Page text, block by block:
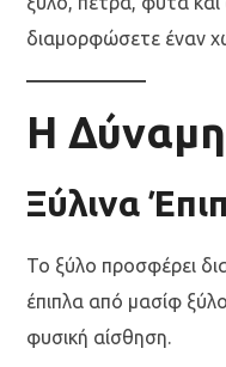
διαμορφώσετε έναν
Η
Ξύλινα
Το ξύλο προσφέρει
έπιπλα από μασίφ
φυσική αίσθηση.